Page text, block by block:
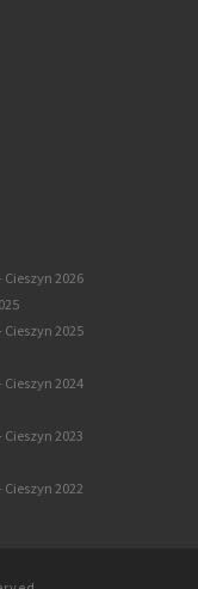
2026
2025
2024
2023
2022